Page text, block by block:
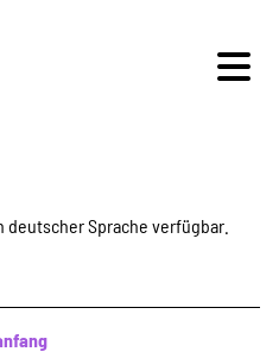
Sprache verfügbar.